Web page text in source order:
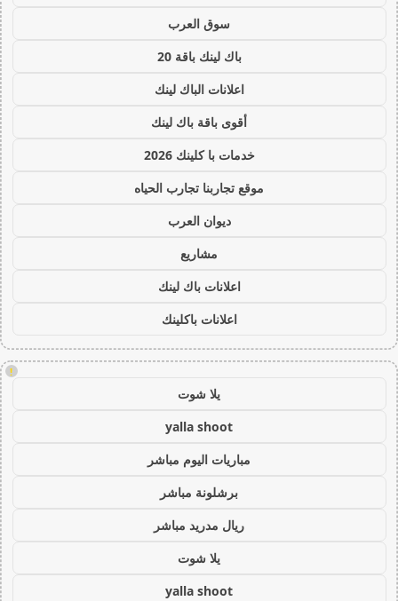
سوق العرب
باك لينك باقة 20
اعلانات الباك لينك
أقوى باقة باك لينك
خدمات با كلينك 2026
موقع تجاربنا تجارب الحياه
ديوان العرب
مشاريع
اعلانات باك لينك
اعلانات باكلينك
!
يلا شوت
yalla shoot
مباريات اليوم مباشر
برشلونة مباشر
ريال مدريد مباشر
يلا شوت
yalla shoot